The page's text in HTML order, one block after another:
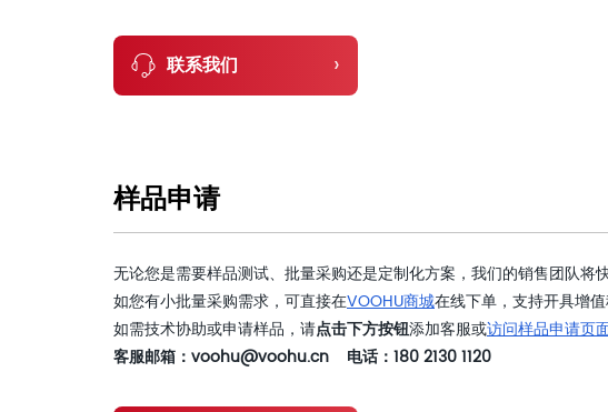
联系我们 ›
样品申请
无论您是需要样品测试、批量采购还是定制化方案，我们的销售团队将快
如您有小批量采购需求，可直接在VOOHU商城在线下单，支持开具增
如需技术协助或申请样品，请点击下方按钮添加客服或访问样品申请页
客服邮箱：voohu@voohu.cn 电话：180 2130 1120